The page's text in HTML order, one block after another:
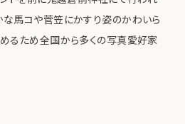
馬コや菅笠にかすり姿のかわいら
るため全国から多くの写真愛好家